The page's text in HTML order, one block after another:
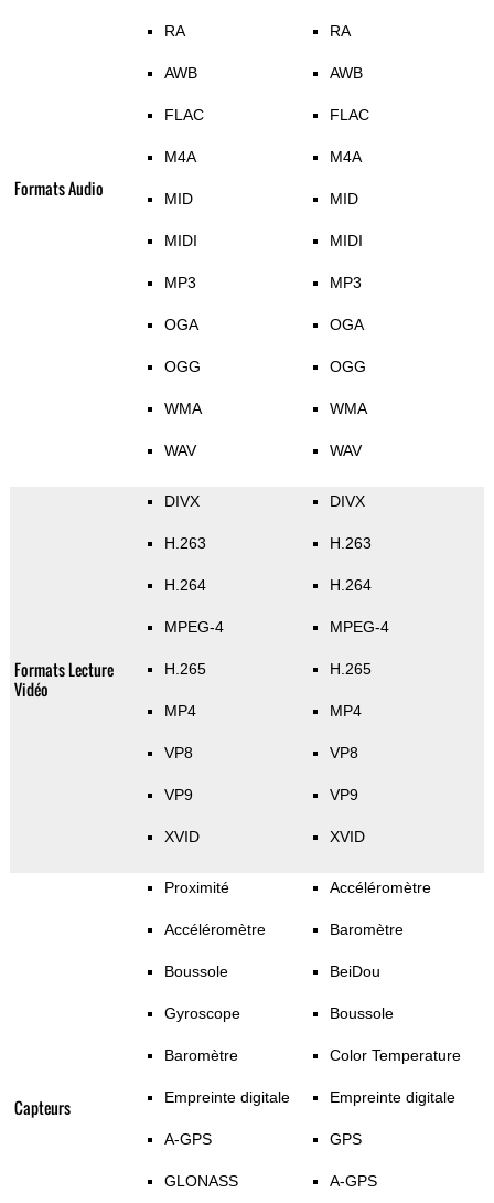
Formats Audio
RA
AWB
FLAC
M4A
MID
MIDI
MP3
OGA
OGG
WMA
WAV
RA
AWB
FLAC
M4A
MID
MIDI
MP3
OGA
OGG
WMA
WAV
Formats Lecture
Vidéo
DIVX
H.263
H.264
MPEG-4
H.265
MP4
VP8
VP9
XVID
DIVX
H.263
H.264
MPEG-4
H.265
MP4
VP8
VP9
XVID
Capteurs
Proximité
Accéléromètre
Boussole
Gyroscope
Baromètre
Empreinte digitale
A-GPS
GLONASS
Accéléromètre
Baromètre
BeiDou
Boussole
Color Temperature
Empreinte digitale
GPS
A-GPS